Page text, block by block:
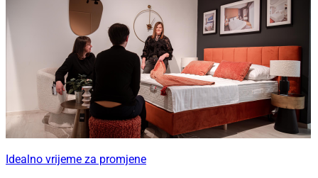
Idealno vrijeme za promjene